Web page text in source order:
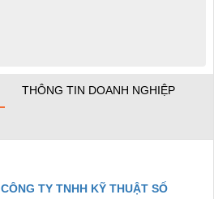
THÔNG TIN DOANH NGHIỆP
CÔNG TY TNHH KỸ THUẬT SỐ